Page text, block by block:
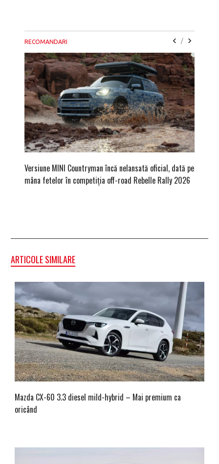
RECOMANDARI /
Versiune MINI Countryman încă nelansată oficial, dată pe
mâna fetelor în competiția off-road Rebelle Rally 2026
ARTICOLE SIMILARE
Mazda CX-60 3.3 diesel mild-hybrid – Mai premium ca
oricând